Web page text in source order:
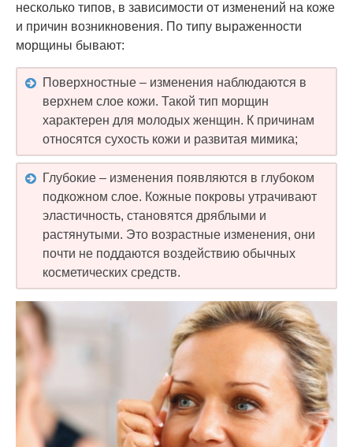
несколько типов, в зависимости от изменений на коже
и причин возникновения. По типу выраженности
морщины бывают:
Поверхностные – изменения наблюдаются в
верхнем слое кожи. Такой тип морщин
характерен для молодых женщин. К причинам
относятся сухость кожи и развитая мимика;
Глубокие – изменения появляются в глубоком
подкожном слое. Кожные покровы утрачивают
эластичность, становятся дряблыми и
растянутыми. Это возрастные изменения, они
почти не поддаются воздействию обычных
косметических средств.